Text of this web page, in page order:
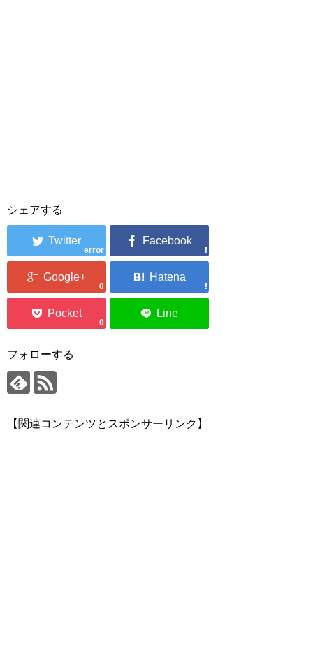
シェアする
error
0
0
フォローする
【関連コンテンツとスポンサーリンク】